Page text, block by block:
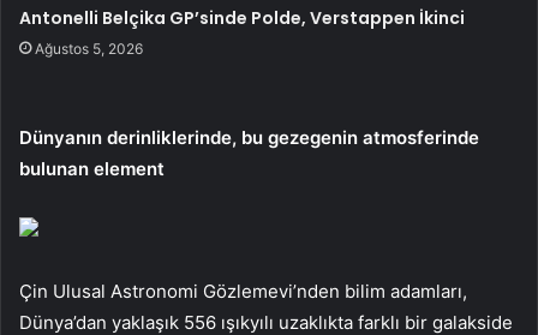
Antonelli Belçika GP’sinde Polde, Verstappen İkinci
Ağustos 5, 2026
Dünyanın derinliklerinde, bu gezegenin atmosferinde
bulunan element
Çin Ulusal Astronomi Gözlemevi’nden bilim adamları,
Dünya’dan yaklaşık 556 ışıkyılı uzaklıkta farklı bir galakside